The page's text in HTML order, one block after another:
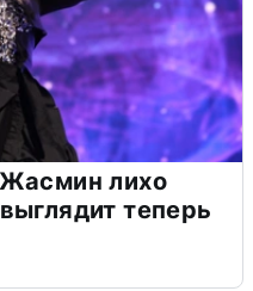
лихо
теперь